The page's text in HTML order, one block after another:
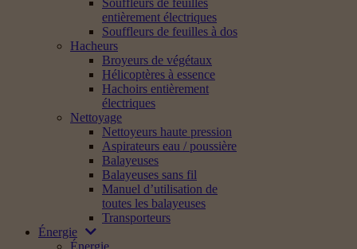
Souffleurs de feuilles
entièrement électriques
Souffleurs de feuilles à dos
Hacheurs
Broyeurs de végétaux
Hélicoptères à essence
Hachoirs entièrement
électriques
Nettoyage
Nettoyeurs haute pression
Aspirateurs eau / poussière
Balayeuses
Balayeuses sans fil
Manuel d’utilisation de
toutes les balayeuses
Transporteurs
Énergie
Énergie